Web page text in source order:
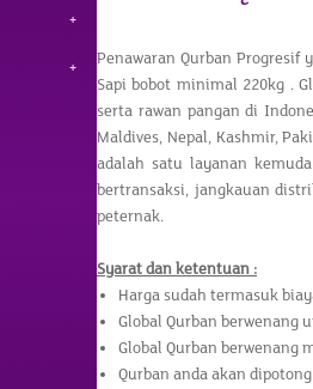
Penawaran Qurban Progresif
Sapi bobot minimal 220kg .
serta rawan pangan di
Maldives, Nepal, Kashmir,
adalah satu layanan
bertransaksi, jangkauan
peternak.
Syarat dan ketentuan :
Harga sudah termasuk
Global Qurban
Global Qurban berwenang
Qurban anda akan